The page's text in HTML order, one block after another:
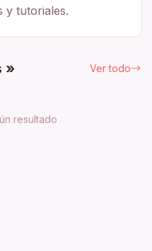
y tutoriales.
» Ver todo
resultado